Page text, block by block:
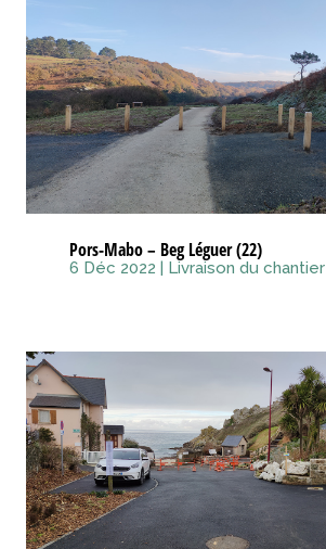
Pors-Mabo – Beg Léguer (22)
6 Déc 2022 | Livraison du chantier